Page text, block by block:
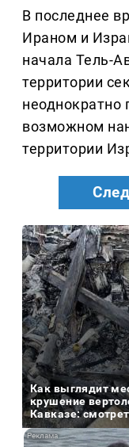
В последнее
Ираном и
начала Тель-
территории
неоднократно
возможном
территории
Как выглядит
крушение
Кавказе: